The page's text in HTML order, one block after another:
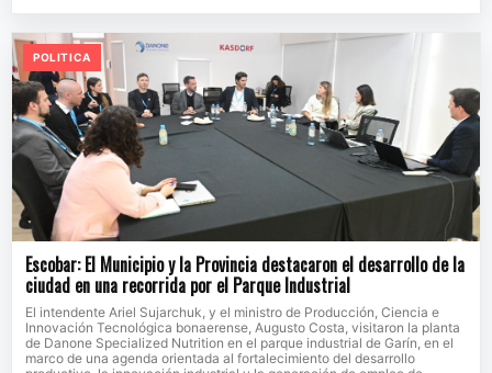
POLITICA
Escobar: El Municipio y la Provincia destacaron el desarrollo de la
ciudad en una recorrida por el Parque Industrial
El intendente Ariel Sujarchuk, y el ministro de Producción, Ciencia e
Innovación Tecnológica bonaerense, Augusto Costa, visitaron la planta
de Danone Specialized Nutrition en el parque industrial de Garín, en el
marco de una agenda orientada al fortalecimiento del desarrollo